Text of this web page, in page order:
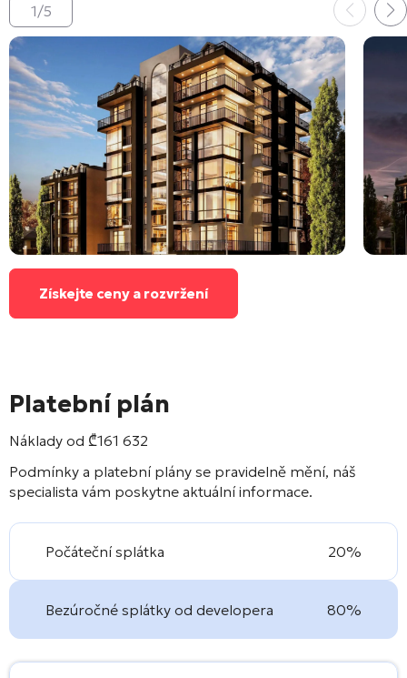
1/5
Získejte ceny a rozvržení
Platební plán
Náklady od ₾161 632
Podmínky a platební plány se pravidelně mění, náš
specialista vám poskytne aktuální informace.
Počáteční splátka 20%
Bezúročné splátky od developera 80%